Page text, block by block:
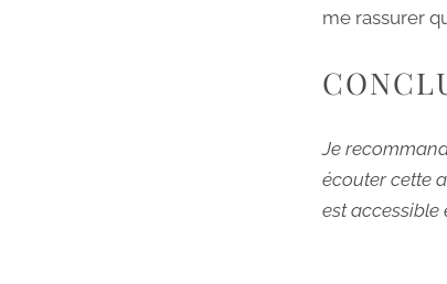
me rassurer
Je
écouter cette
est accessible